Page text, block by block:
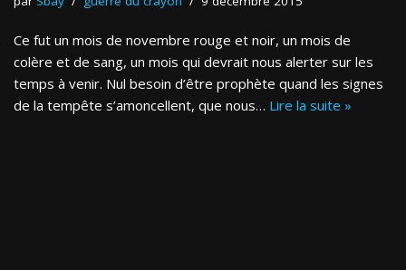
Ce fut un mois de novembre rouge et noir, un mois de
colère et de sang, un mois qui devrait nous alerter sur les
temps à venir. Nul besoin d’être prophète quand les signes
de la tempête s’amoncellent, que nous… Lire la suite »